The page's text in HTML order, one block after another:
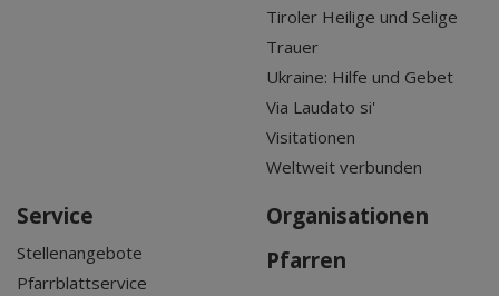
Tiroler Heilige und Selige
Trauer
Ukraine: Hilfe und Gebet
Via Laudato si'
Visitationen
Weltweit verbunden
Service
Stellenangebote
Pfarrblattservice
Organisationen
Pfarren